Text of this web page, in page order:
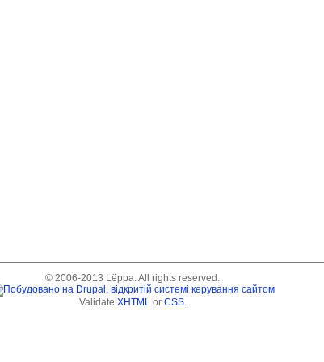
© 2006-2013 Lёppa. All rights reserved.
Validate XHTMLor CSS.